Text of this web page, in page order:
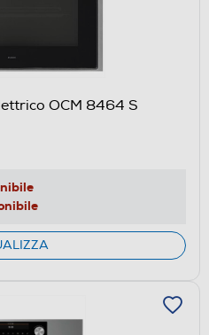
OCM 8464 S